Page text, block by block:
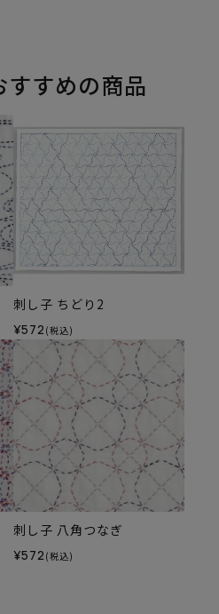
すすめの商品
刺し子 ちどり2
¥572 (税込)
刺し子 八角つなぎ
¥572 (税込)